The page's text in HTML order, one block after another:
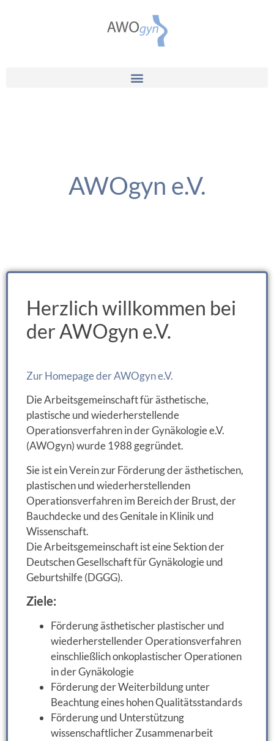
AWOgyn e.V.
Herzlich willkommen bei
der AWOgyn e.V.
Zur Homepage der AWOgyn e.V.
Die Arbeitsgemeinschaft für ästhetische,
plastische und wiederherstellende
Operationsverfahren in der Gynäkologie e.V.
(AWOgyn) wurde 1988 gegründet.
Sie ist ein Verein zur Förderung der ästhetischen,
plastischen und wiederherstellenden
Operationsverfahren im Bereich der Brust, der
Bauchdecke und des Genitale in Klinik und
Wissenschaft.
Die Arbeitsgemeinschaft ist eine Sektion der
Deutschen Gesellschaft für Gynäkologie und
Geburtshilfe (DGGG).
Ziele:
Förderung ästhetischer plastischer und
wiederherstellender Operationsverfahren
einschließlich onkoplastischer Operationen
in der Gynäkologie
Förderung der Weiterbildung unter
Beachtung eines hohen Qualitätsstandards
Förderung und Unterstützung
wissenschaftlicher Zusammenarbeit